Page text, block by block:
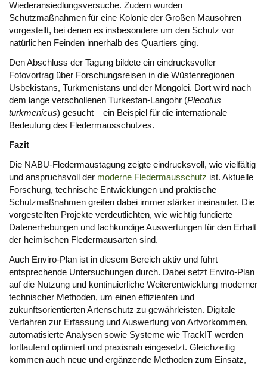
Wiederansiedlungsversuche. Zudem wurden
Schutzmaßnahmen für eine Kolonie der Großen Mausohren
vorgestellt, bei denen es insbesondere um den Schutz vor
natürlichen Feinden innerhalb des Quartiers ging.
Den Abschluss der Tagung bildete ein eindrucksvoller
Fotovortrag über Forschungsreisen in die Wüstenregionen
Usbekistans, Turkmenistans und der Mongolei. Dort wird nach
dem lange verschollenen Turkestan-Langohr (Plecotus
turkmenicus) gesucht – ein Beispiel für die internationale
Bedeutung des Fledermausschutzes.
Fazit
Die NABU-Fledermaustagung zeigte eindrucksvoll, wie vielfältig
und anspruchsvoll der moderne Fledermausschutz ist. Aktuelle
Forschung, technische Entwicklungen und praktische
Schutzmaßnahmen greifen dabei immer stärker ineinander. Die
vorgestellten Projekte verdeutlichten, wie wichtig fundierte
Datenerhebungen und fachkundige Auswertungen für den Erhalt
der heimischen Fledermausarten sind.
Auch Enviro-Plan ist in diesem Bereich aktiv und führt
entsprechende Untersuchungen durch. Dabei setzt Enviro-Plan
auf die Nutzung und kontinuierliche Weiterentwicklung moderner
technischer Methoden, um einen effizienten und
zukunftsorientierten Artenschutz zu gewährleisten. Digitale
Verfahren zur Erfassung und Auswertung von Artvorkommen,
automatisierte Analysen sowie Systeme wie TrackIT werden
fortlaufend optimiert und praxisnah eingesetzt. Gleichzeitig
kommen auch neue und ergänzende Methoden zum Einsatz,